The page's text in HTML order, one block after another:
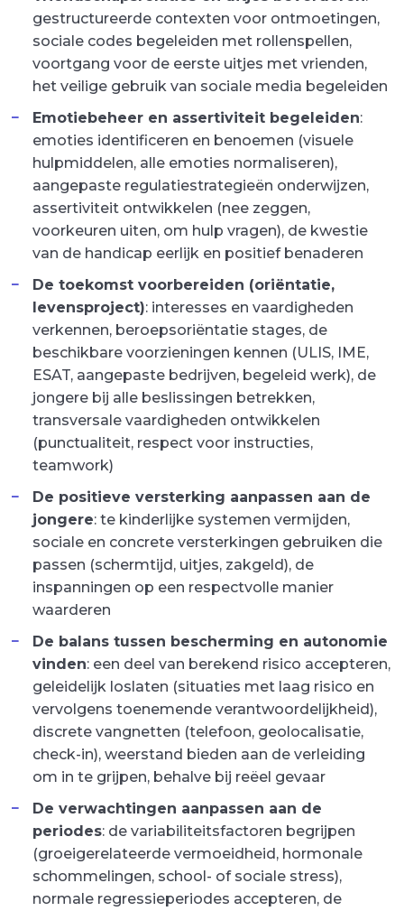
gestructureerde contexten voor ontmoetingen,
sociale codes begeleiden met rollenspellen,
voortgang voor de eerste uitjes met vrienden,
het veilige gebruik van sociale media begeleiden
Emotiebeheer en assertiviteit begeleiden:
emoties identificeren en benoemen (visuele
hulpmiddelen, alle emoties normaliseren),
aangepaste regulatiestrategieën onderwijzen,
assertiviteit ontwikkelen (nee zeggen,
voorkeuren uiten, om hulp vragen), de kwestie
van de handicap eerlijk en positief benaderen
De toekomst voorbereiden (oriëntatie,
levensproject): interesses en vaardigheden
verkennen, beroepsoriëntatie stages, de
beschikbare voorzieningen kennen (ULIS, IME,
ESAT, aangepaste bedrijven, begeleid werk), de
jongere bij alle beslissingen betrekken,
transversale vaardigheden ontwikkelen
(punctualiteit, respect voor instructies,
teamwork)
De positieve versterking aanpassen aan de
jongere: te kinderlijke systemen vermijden,
sociale en concrete versterkingen gebruiken die
passen (schermtijd, uitjes, zakgeld), de
inspanningen op een respectvolle manier
waarderen
De balans tussen bescherming en autonomie
vinden: een deel van berekend risico accepteren,
geleidelijk loslaten (situaties met laag risico en
vervolgens toenemende verantwoordelijkheid),
discrete vangnetten (telefoon, geolocalisatie,
check-in), weerstand bieden aan de verleiding
om in te grijpen, behalve bij reëel gevaar
De verwachtingen aanpassen aan de
periodes: de variabiliteitsfactoren begrijpen
(groeigerelateerde vermoeidheid, hormonale
schommelingen, school- of sociale stress),
normale regressieperiodes accepteren, de